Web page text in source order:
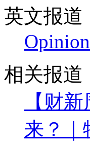
英文报道
相关报道
【财
来？｜